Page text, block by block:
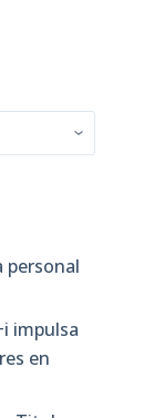
personal
impulsa
en